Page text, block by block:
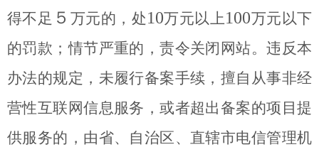
得不足 ５ 万元的，处10万元以上100万元以下
的罚款；情节严重的，责令关闭网站。违反本
办法的规定，未履行备案手续，擅自从事非经
营性互联网信息服务，或者超出备案的项目提
供服务的，由省、自治区、直辖市电信管理机